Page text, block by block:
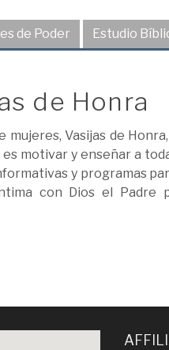
de Poder Estudio
de Honra
Vasijas de
motivar y enseñar a
y programas
con Dios el Padre